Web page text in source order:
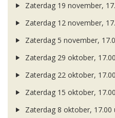
Zaterdag 19 november,
Zaterdag 12 november,
Zaterdag 5 november,
Zaterdag 29 oktober,
Zaterdag 22 oktober,
Zaterdag 15 oktober,
Zaterdag 8 oktober, 17.00